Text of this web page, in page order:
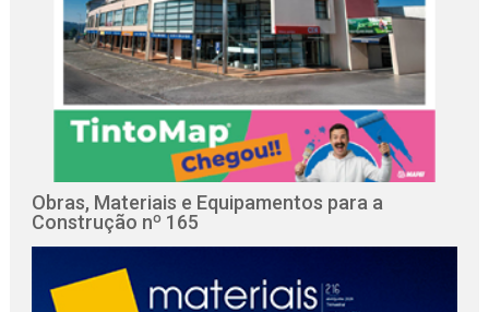
Obras, Materiais e Equipamentos para a
Construção nº 165